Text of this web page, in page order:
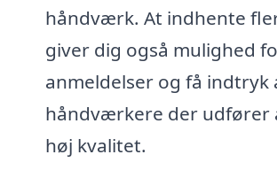
håndværk. At indhente
giver dig også mulighed
anmeldelser og få indtryk
håndværkere der udfører
høj kvalitet.